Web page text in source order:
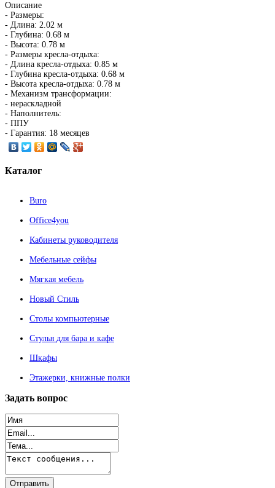
Описание
- Размеры:
- Длина: 2.02 м
- Глубина: 0.68 м
- Высота: 0.78 м
- Размеры кресла-отдыха:
- Длина кресла-отдыха: 0.85 м
- Глубина кресла-отдыха: 0.68 м
- Высота кресла-отдыха: 0.78 м
- Механизм трансформации:
- нераскладной
- Наполнитель:
- ППУ
- Гарантия: 18 месяцев
Каталог
Buro
Office4you
Кабинеты руководителя
Мебельные сейфы
Мягкая мебель
Новый Стиль
Столы компьютерные
Стулья для бара и кафе
Шкафы
Этажерки, книжные полки
Задать вопрос